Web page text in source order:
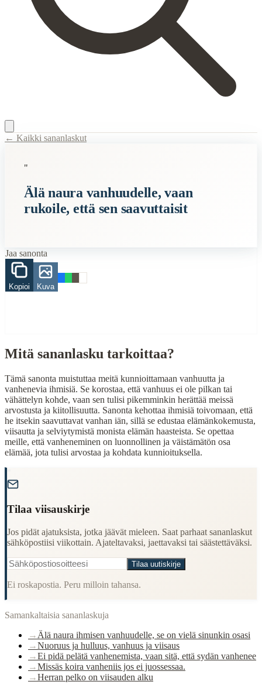
Description:Tämä sanonta muistuttaa meitä kunnioittamaan
Semantic Themes
Related Topics
vanhuus
Understanding Finnish cultural wisdom
Learning Finnish language through proverbs
Cultural Context
Language:Finnish (suomi)
Origin:Finland
Period: Traditional folk wisdom
← Kaikki sananlaskut
"
Älä naura vanhuudelle, vaan
rukoile, että sen saavuttaisit
Jaa sanonta
Kopioi Kuva
Mitä sananlasku tarkoittaa?
Tämä sanonta muistuttaa meitä kunnioittamaan vanhuutta ja
vanhenevia ihmisiä. Se korostaa, että vanhuus ei ole pilkan tai
vähättelyn kohde, vaan sen tulisi pikemminkin herättää meissä
arvostusta ja kiitollisuutta. Sanonta kehottaa ihmisiä toivomaan, että
he itsekin saavuttavat vanhan iän, sillä se edustaa elämänkokemusta,
viisautta ja selviytymistä monista elämän haasteista. Se opettaa
meille, että vanheneminen on luonnollinen ja väistämätön osa
elämää, jota tulisi arvostaa ja kohdata kunnioituksella.
Tilaa viisauskirje
Jos pidät ajatuksista, jotka jäävät mieleen. Saat parhaat sananlaskut
sähköpostiisi viikottain. Ajateltavaksi, jaettavaksi tai säästettäväksi.
Tilaa uutiskirje
Ei roskapostia. Peru milloin tahansa.
Samankaltaisia sananlaskuja
→ Älä naura ihmisen vanhuudelle, se on vielä sinunkin osasi
→Nuoruus ja hulluus, vanhuus ja viisaus
→Ei pidä pelätä vanhenemista, vaan sitä, että sydän vanhenee
→Missäs koira vanheniis jos ei juossessaa.
→Herran pelko on viisauden alku